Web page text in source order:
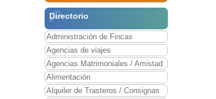
Directorio
Administración de Fincas
Agencias de viajes
Agencias Matrimoniales / Amistad
Alimentación
Alquiler de Trasteros / Consignas